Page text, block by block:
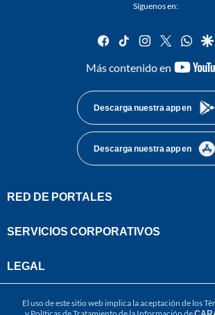
Síguenos en:
facebook
tiktok instagram
twitter
Más contenido en
Descarga nuestra app en
Descarga nuestra app en
RED DE PORTALES
SERVICIOS CORPORATIVOS
LEGAL
El uso de este sitio web implica la aceptación de los